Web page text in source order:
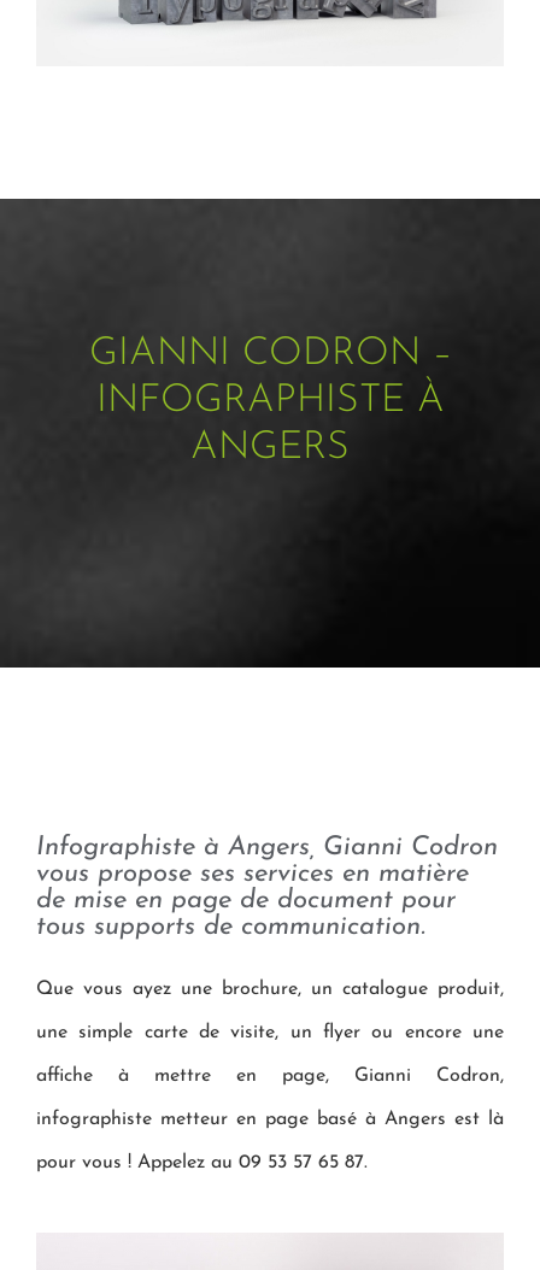
GIANNI CODRON –
INFOGRAPHISTE À
ANGERS
Infographiste à Angers, Gianni Codron
vous propose ses services en matière
de mise en page de document pour
tous supports de communication.
Que vous ayez une brochure, un catalogue produit,
une simple carte de visite, un flyer ou encore une
affiche à mettre en page, Gianni Codron,
infographiste metteur en page basé à Angers est là
pour vous ! Appelez au 09 53 57 65 87.